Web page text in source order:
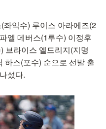
익수) 루이스 아라에즈(2
엘 데버스(1루수) 이정후
브라이스 엘드리지(지명
하스(포수) 순으로 선발 출
섰다.